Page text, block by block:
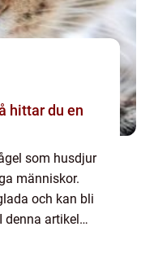
som husdjur
människor.
och kan bli
denna artikel